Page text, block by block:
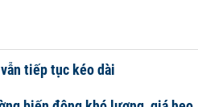
tiếp tục kéo dài